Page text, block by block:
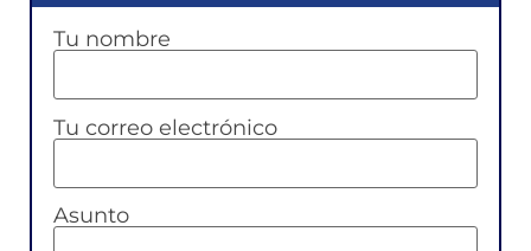
Tu nombre
Tu correo electrónico
Asunto